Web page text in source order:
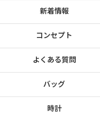
新着情報
コンセプト
よくある質問
バッグ
時計